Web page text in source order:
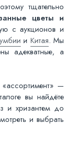
тщательно
цветы и
с аукционов и
и Китая. Мы
адекватные, а
—
вы найдёте
и хризантем до
и выбрать